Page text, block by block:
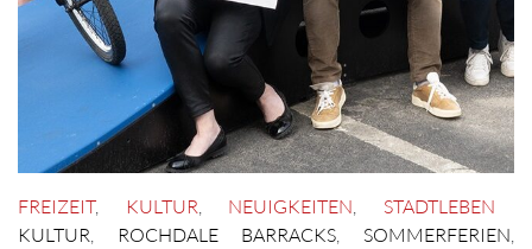
FREIZEIT, KULTUR, NEUIGKEITEN, STADTLEBEN
KULTUR, ROCHDALE BARRACKS,SOMMERFERIEN,